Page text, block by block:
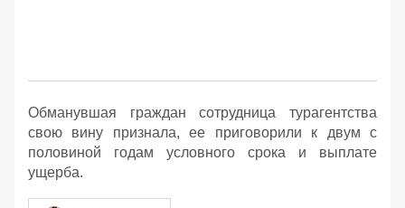
Обманувшая граждан сотрудница турагентства
свою вину признала, ее приговорили к двум с
половиной годам условного срока и выплате
ущерба.